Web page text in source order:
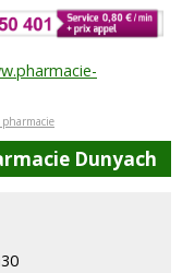
Dunyach